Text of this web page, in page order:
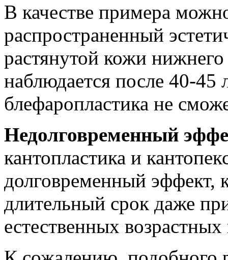
В качестве примера
распространенный
растянутой кожи
наблюдается после 40-45
блефаропластика не
Недолговременный
кантопластика и
долговременный эффект,
длительный срок даже
естественных